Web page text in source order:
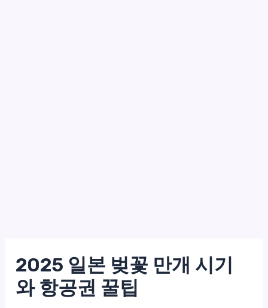
2025 일본 벚꽃 만개 시기
와 항공권 꿀팁